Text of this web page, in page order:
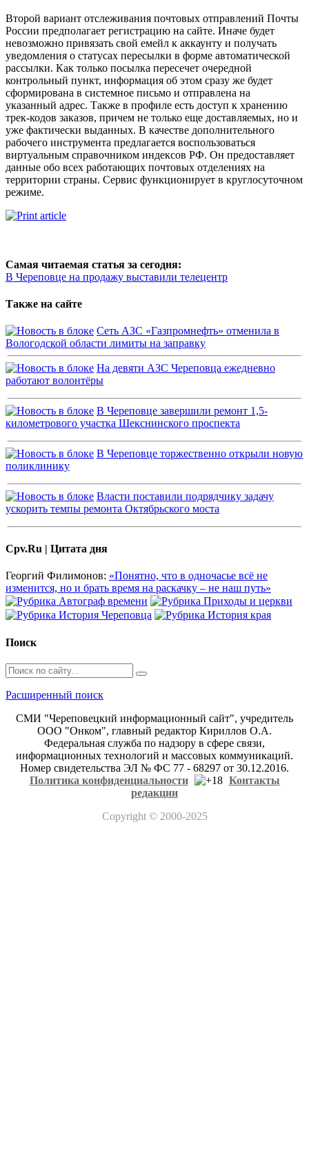
Второй вариант отслеживания почтовых отправлений Почты
России предполагает регистрацию на сайте. Иначе будет
невозможно привязать свой емейл к аккаунту и получать
уведомления о статусах пересылки в форме автоматической
рассылки. Как только посылка пересечет очередной
контрольный пункт, информация об этом сразу же будет
сформирована в системное письмо и отправлена на
указанный адрес. Также в профиле есть доступ к хранению
трек-кодов заказов, причем не только еще доставляемых, но и
уже фактически выданных. В качестве дополнительного
рабочего инструмента предлагается воспользоваться
виртуальным справочником индексов РФ. Он предоставляет
данные обо всех работающих почтовых отделениях на
территории страны. Сервис функционирует в круглосуточном
режиме.
Самая читаемая статья за сегодня:
В Череповце на продажу выставили телецентр
Также на сайте
Сеть АЗС «Газпромнефть» отменила в
Вологодской области лимиты на заправку
На девяти АЗС Череповца ежедневно
работают волонтёры
В Череповце завершили ремонт 1,5-
километрового участка Шекснинского проспекта
В Череповце торжественно открыли новую
поликлинику
Власти поставили подрядчику задачу
ускорить темпы ремонта Октябрьского моста
Cpv.Ru | Цитата дня
Георгий Филимонов: «Понятно, что в одночасье всё не
изменится, но и брать время на раскачку – не наш путь»
Поиск
Расширенный поиск
СМИ "Череповецкий информационный сайт", учредитель
ООО "Онком", главный редактор Кириллов О.А.
Федеральная служба по надзору в сфере связи,
информационных технологий и массовых коммуникаций.
Номер свидетельства ЭЛ № ФС 77 - 68297 от 30.12.2016.
Политика конфиденциальности
Контакты
редакции
Copyright© 2000-2025